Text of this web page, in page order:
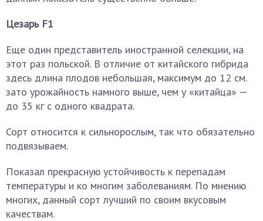
Цезарь F1
Еще один представитель иностранной селекции, на
этот раз польской. В отличие от китайского гибрида
здесь длина плодов небольшая, максимум до 12 см.
зато урожайность намного выше, чем у «китайца» —
до 35 кг с одного квадрата.
Сорт относится к сильнорослым, так что обязательно
подвязываем.
Показал прекрасную устойчивость к перепадам
температуры и ко многим заболеваниям. По мнению
многих, данный сорт лучший по своим вкусовым
качествам.